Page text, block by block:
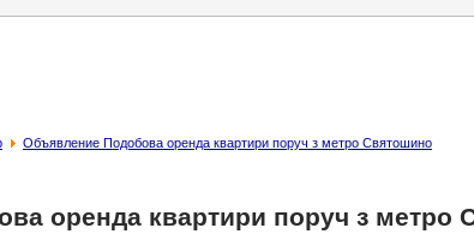
Объявление Подобова оренда квартири поруч з метро Святошино
оренда квартири поруч з метро